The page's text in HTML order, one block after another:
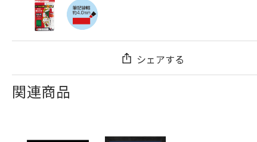
シェアする
関連商品